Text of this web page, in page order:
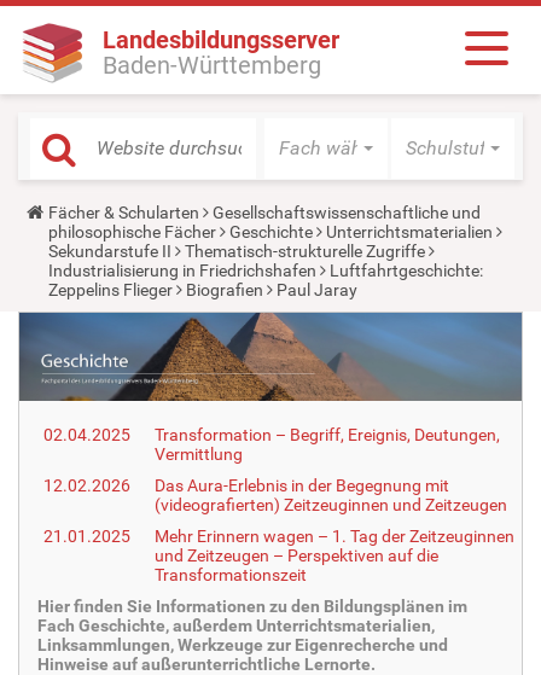
Landesbildungsserver
Baden-Württemberg
Fach wählen Schulstufe
Y
o
u
a
r
e
r
e
:
Fächer & Schularten
Gesellschaftswissenschaftliche und
philosophische Fächer
Geschichte
Unterrichtsmaterialien
Sekundarstufe II
Thematisch-strukturelle Zugriffe
Industrialisierung in Friedrichshafen
Luftfahrtgeschichte:
Zeppelins Flieger
Biografien Paul Jaray
02.04.2025
Transformation – Begriff, Ereignis, Deutungen,
Vermittlung
12.02.2026
Das Aura-Erlebnis in der Begegnung mit
(videografierten) Zeitzeuginnen und Zeitzeugen
21.01.2025
Mehr Erinnern wagen – 1. Tag der Zeitzeuginnen
und Zeitzeugen – Perspektiven auf die
Transformationszeit
Hier finden Sie Informationen zu den Bildungsplänen im
Fach Geschichte, außerdem Unterrichtsmaterialien,
Linksammlungen, Werkzeuge zur Eigenrecherche und
Hinweise auf außerunterrichtliche Lernorte.